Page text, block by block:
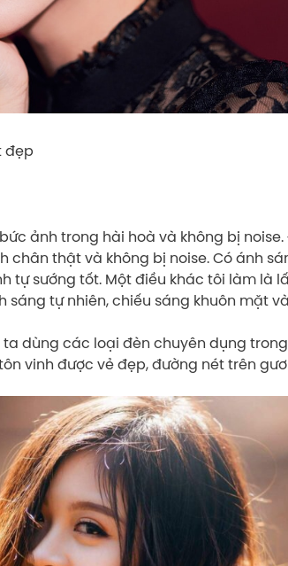
đẹp
ảnh trong hài hoà và không bị
chân thật và không bị noise. Có ánh
tự sướng tốt. Một điều khác tôi làm là
sáng tự nhiên, chiếu sáng khuôn mặt
ta dùng các loại đèn chuyên dụng
vinh được vẻ đẹp, đường nét trên